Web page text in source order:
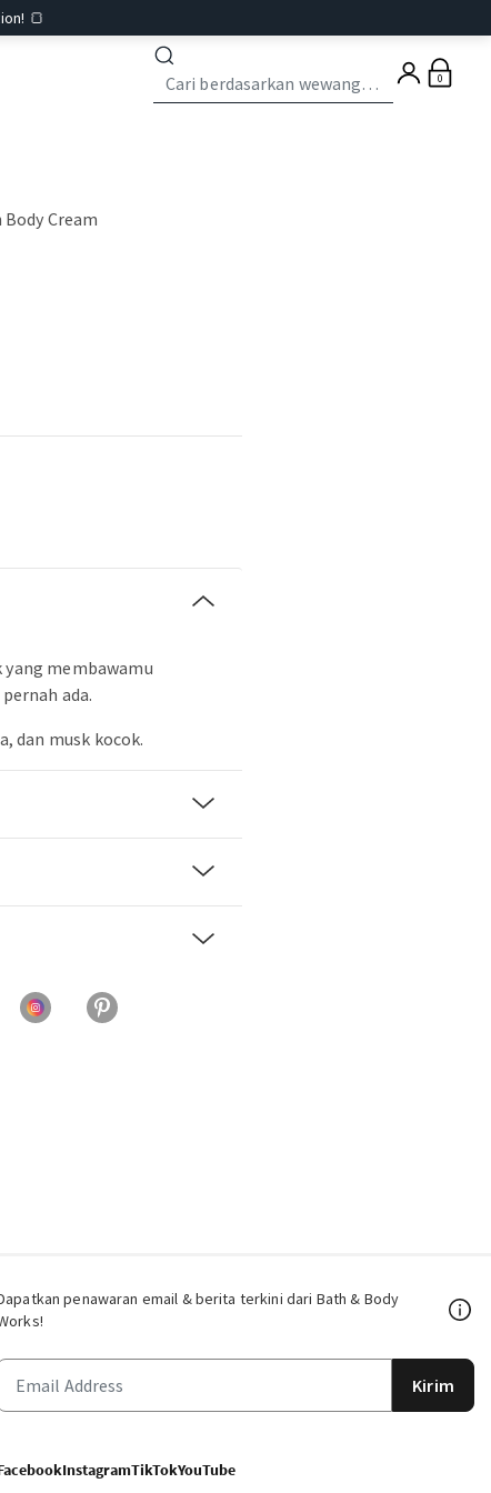
🍞
0
Cream
yang membawamu
ada.
dan musk kocok.
penawaran email & berita terkini dari Bath & Body
Kirim
InstagramTikTokYouTube